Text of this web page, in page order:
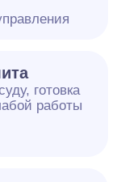
готовка
работы